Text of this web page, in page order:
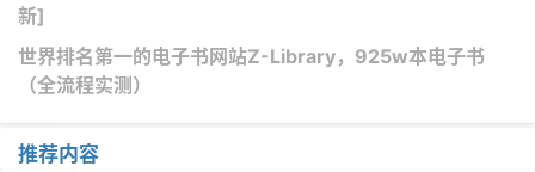
新]
世界排名第一的电子书网站Z-Library，925w本电子书
（全流程实测）
推荐内容